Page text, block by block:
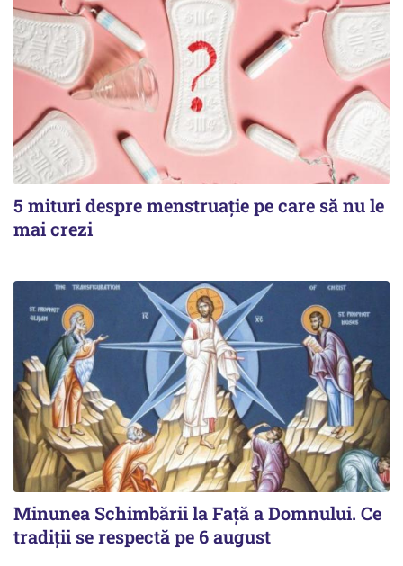
5 mituri despre menstruație pe care să nu le
mai crezi
Minunea Schimbării la Față a Domnului. Ce
tradiții se respectă pe 6 august